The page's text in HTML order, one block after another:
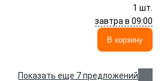
1 шт.
завтра в 09:00
В корзину
Показать еще 7 предложений